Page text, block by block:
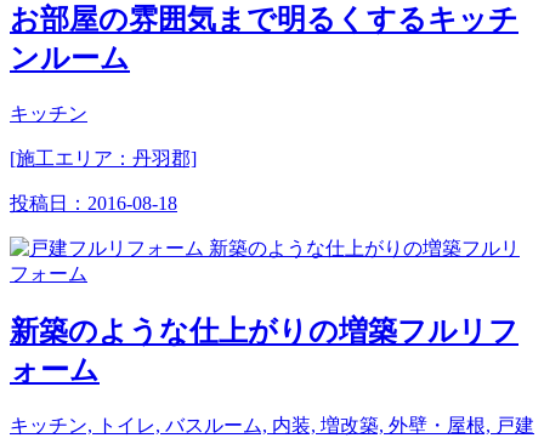
お部屋の雰囲気まで明るくするキッチ
ンルーム
キッチン
[施工エリア：丹羽郡]
投稿日： 2016-08-18
新築のような仕上がりの増築フルリフ
ォーム
キッチン, トイレ, バスルーム, 内装, 増改築, 外壁・屋根, 戸建